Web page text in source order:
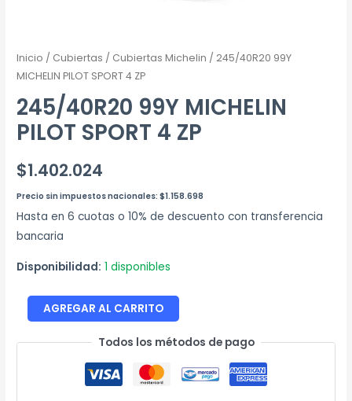
Inicio / Cubiertas / Cubiertas Michelin / 245/40R20 99Y
MICHELIN PILOT SPORT 4 ZP
245/40R20 99Y MICHELIN
PILOT SPORT 4 ZP
$1.402.024
Precio sin impuestos nacionales:$1.158.698
Hasta en 6 cuotas o 10% de descuento con transferencia
bancaria
Disponibilidad: 1 disponibles
AGREGAR AL CARRITO
Todos los métodos de pago